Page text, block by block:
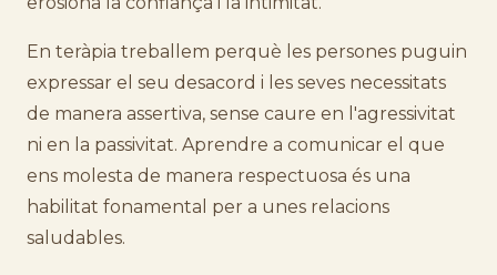
En teràpia treballem perquè les persones puguin
expressar el seu desacord i les seves necessitats
de manera assertiva, sense caure en l'agressivitat
ni en la passivitat. Aprendre a comunicar el que
ens molesta de manera respectuosa és una
habilitat fonamental per a unes relacions
saludables.